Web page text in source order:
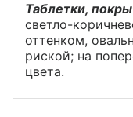
Таблетки,
светло-
оттенком,
риской; на
цвета.